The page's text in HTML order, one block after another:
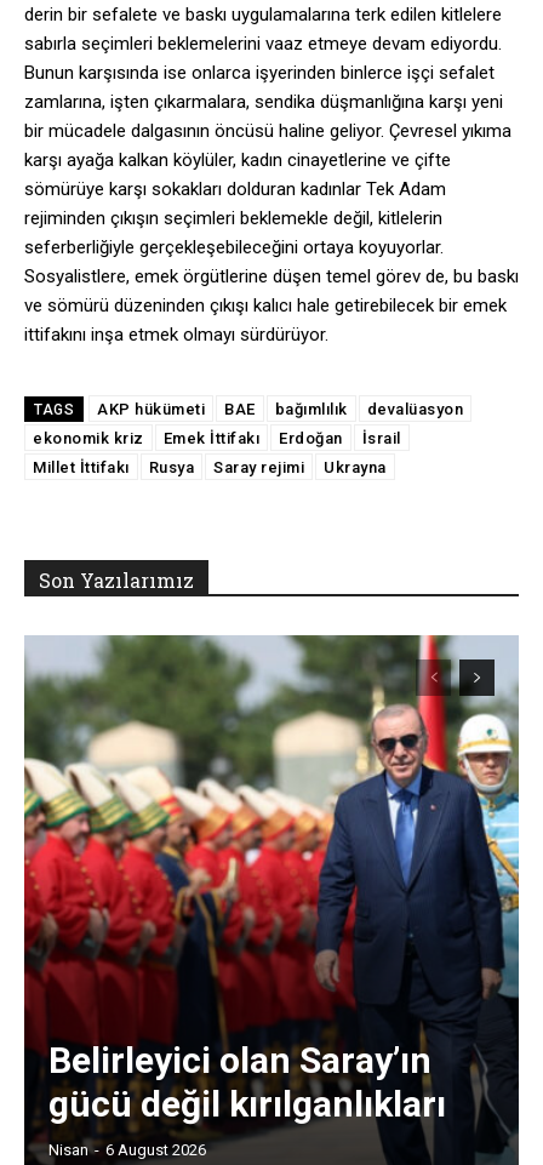
derin bir sefalete ve baskı uygulamalarına terk edilen kitlelere
sabırla seçimleri beklemelerini vaaz etmeye devam ediyordu.
Bunun karşısında ise onlarca işyerinden binlerce işçi sefalet
zamlarına, işten çıkarmalara, sendika düşmanlığına karşı yeni
bir mücadele dalgasının öncüsü haline geliyor. Çevresel yıkıma
karşı ayağa kalkan köylüler, kadın cinayetlerine ve çifte
sömürüye karşı sokakları dolduran kadınlar Tek Adam
rejiminden çıkışın seçimleri beklemekle değil, kitlelerin
seferberliğiyle gerçekleşebileceğini ortaya koyuyorlar.
Sosyalistlere, emek örgütlerine düşen temel görev de, bu baskı
ve sömürü düzeninden çıkışı kalıcı hale getirebilecek bir emek
ittifakını inşa etmek olmayı sürdürüyor.
TAGS AKP hükümeti BAE bağımlılık
devalüasyon
ekonomik kriz
Emek İttifakı Erdoğan
İsrail
Millet İttifakı
Rusya Saray rejimi Ukrayna
Son Yazılarımız
Belirleyici olan Saray’ın
gücü değil kırılganlıkları
Nisan - 6 August 2026